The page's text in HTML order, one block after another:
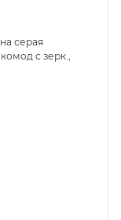
серая
с зерк.,